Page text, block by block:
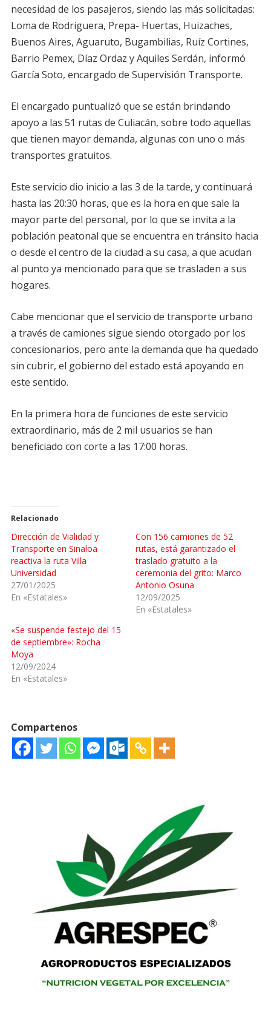
necesidad de los pasajeros, siendo las más solicitadas:
Loma de Rodriguera, Prepa- Huertas, Huizaches,
Buenos Aires, Aguaruto, Bugambilias, Ruíz Cortines,
Barrio Pemex, Díaz Ordaz y Aquiles Serdán, informó
García Soto, encargado de Supervisión Transporte.
El encargado puntualizó que se están brindando
apoyo a las 51 rutas de Culiacán, sobre todo aquellas
que tienen mayor demanda, algunas con uno o más
transportes gratuitos.
Este servicio dio inicio a las 3 de la tarde, y continuará
hasta las 20:30 horas, que es la hora en que sale la
mayor parte del personal, por lo que se invita a la
población peatonal que se encuentra en tránsito hacia
o desde el centro de la ciudad a su casa, a que acudan
al punto ya mencionado para que se trasladen a sus
hogares.
Cabe mencionar que el servicio de transporte urbano
a través de camiones sigue siendo otorgado por los
concesionarios, pero ante la demanda que ha quedado
sin cubrir, el gobierno del estado está apoyando en
este sentido.
En la primera hora de funciones de este servicio
extraordinario, más de 2 mil usuarios se han
beneficiado con corte a las 17:00 horas.
Relacionado
Dirección de Vialidad y
Transporte en Sinaloa
reactiva la ruta Villa
Universidad
27/01/2025
En «Estatales»
Con 156 camiones de 52
rutas, está garantizado el
traslado gratuito a la
ceremonia del grito: Marco
Antonio Osuna
12/09/2025
En «Estatales»
«Se suspende festejo del 15
de septiembre»: Rocha
Moya
12/09/2024
En «Estatales»
Compartenos